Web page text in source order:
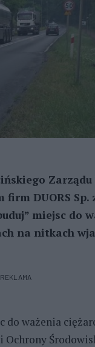
DUORS Sp.
miejsc do
na nitkach
REKLAMA
do ważenia